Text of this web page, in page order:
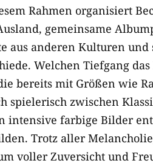
Rahmen organisiert
gemeinsame
aus anderen Kulturen und
Welchen Tiefgang
bereits mit Größen wie
spielerisch zwischen
intensive farbige Bilder
Trotz aller
voller Zuversicht und